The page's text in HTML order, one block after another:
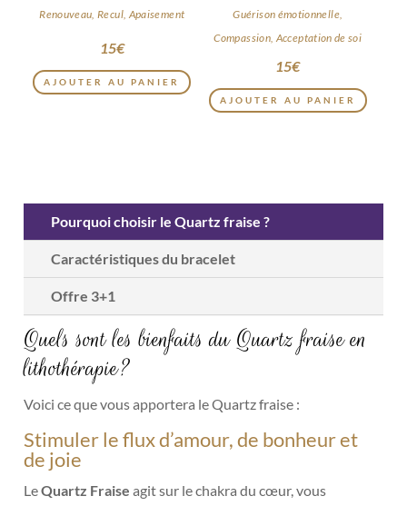
Renouveau, Recul, Apaisement
15€
AJOUTER AU PANIER
Guérison émotionnelle,
Compassion, Acceptation de soi
15€
AJOUTER AU PANIER
Pourquoi choisir le Quartz fraise ?
Caractéristiques du bracelet
Offre 3+1
Quels sont les bienfaits du Quartz fraise en
lithothérapie?
Voici ce que vous apportera le Quartz fraise :
Stimuler le flux d’amour, de bonheur et
de joie
LeQuartz Fraise agit sur le chakra du cœur, vous